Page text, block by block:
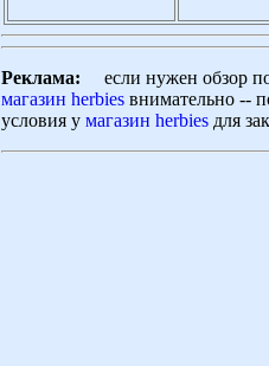
Реклама: если нужен обзор по
магазин herbies внимательно --
условия у магазин herbies для